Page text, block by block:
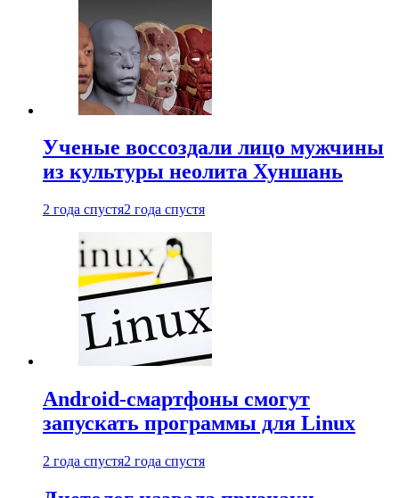
Ученые воссоздали лицо мужчины
из культуры неолита Хуншань
2 года спустя2 года спустя
Android-смартфоны смогут
запускать программы для Linux
2 года спустя2 года спустя